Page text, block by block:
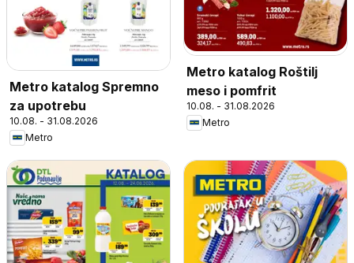
Metro katalog Spremno
za upotrebu
10.08. - 31.08.2026
Metro
Metro katalog Roštilj
meso i pomfrit
10.08. - 31.08.2026
Metro